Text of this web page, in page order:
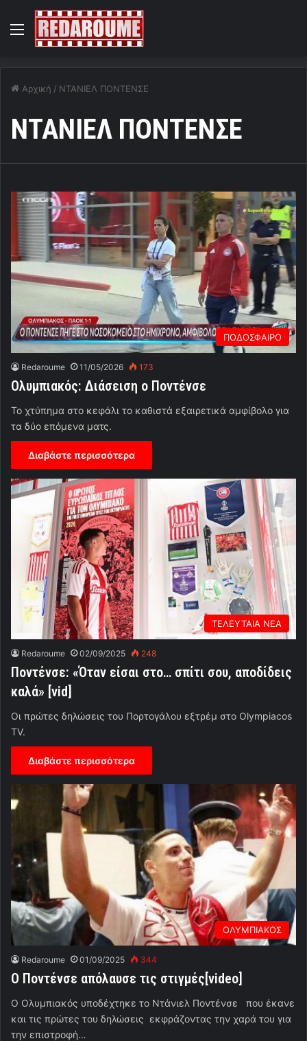
Menu
Αρχική / ΝΤΑΝΙΕΛ ΠΟΝΤΕΝΣΕ
ΝΤΑΝΙΕΛ ΠΟΝΤΕΝΣΕ
ΠΟΔΟΣΦΑΙΡΟ
Redaroume 11/05/2026 173
Ολυμπιακός: Διάσειση ο Ποντένσε
Το χτύπημα στο κεφάλι το καθιστά εξαιρετικά αμφίβολο για
τα δύο επόμενα ματς.
Διαβάστε περισσότερα
ΤΕΛΕΥΤΑΙΑ ΝΕΑ
Redaroume 02/09/2025 248
Ποντένσε: «Όταν είσαι στο… σπίτι σου, αποδίδεις
καλά» [vid]
Οι πρώτες δηλώσεις του Πορτογάλου εξτρέμ στο Olympiacos
TV.
Διαβάστε περισσότερα
ΟΛΥΜΠΙΑΚΟΣ
Redaroume 01/09/2025 344
Ο Ποντένσε απόλαυσε τις στιγμές[video]
O Oλυμπιακός υποδέχτηκε το Ντάνιελ Ποντένσε που έκανε
και τις πρώτες του δηλώσεις εκφράζοντας την χαρά του για
την επιστροφή…